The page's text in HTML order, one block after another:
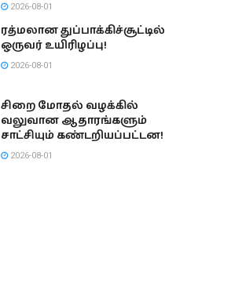
2026-08-01
ரத்மலான துப்பாக்கிச்சூட்டில்
ஒருவர் உயிரிழப்பு!
2026-08-01
சிறை மோதல் வழக்கில்
வலுவான ஆதாரங்களும்
சாட்சியும் கண்டறியப்பட்டன!
2026-08-01